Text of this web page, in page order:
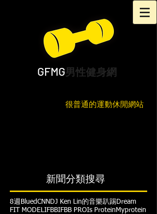
GFMG男性健身網
很普通的運動休閒網站
新聞分類搜尋
8週 BluedCNN DJ Ken Lin的音樂趴踢 Dream
FIT MODELIFBBIFBB PROIs Protein Myprotein